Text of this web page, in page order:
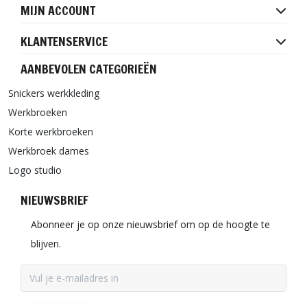
MIJN ACCOUNT
KLANTENSERVICE
AANBEVOLEN CATEGORIEËN
Snickers werkkleding
Werkbroeken
Korte werkbroeken
Werkbroek dames
Logo studio
NIEUWSBRIEF
Abonneer je op onze nieuwsbrief om op de hoogte te
blijven.